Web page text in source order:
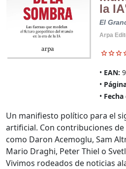
la
El
Arpa
EAN:
Un manifiesto político para el
artificial. Con contribuciones
como Daron Acemoglu, Sam
Mario Draghi, Peter Thiel o
Vivimos rodeados de noticias